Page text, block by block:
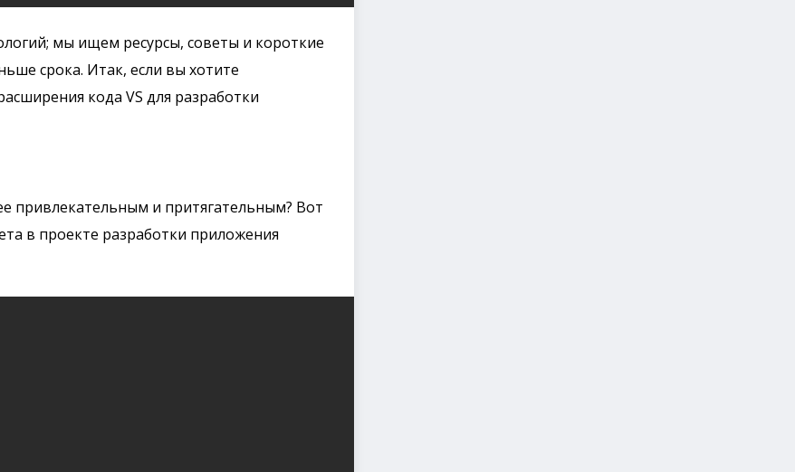
мы ищем ресурсы, советы и короткие
срока. Итак, если вы хотите
кода VS для разработки
привлекательным и притягательным? Вот
в проекте разработки приложения